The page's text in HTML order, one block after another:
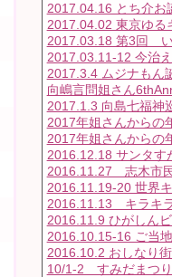
2017.04.16 とち介お
2017.04.02 東京ゆる
2017.03.18 第3回 い
2017.03.11-12 今治
2017.3.4 ムジナもん
向嶋言問姐さん
2017.1.3 向島七福神
2017年姐さんからの
2017年姐さんから
2016.12.18 サンタ
2016.11.27 志木市
2016.11.19-20 世界
2016.11.13 キラキ
2016.11.9 ひがしん
2016.10.15-16 ご当
2016.10.2 おしなり
10/1-2 すみだまつ